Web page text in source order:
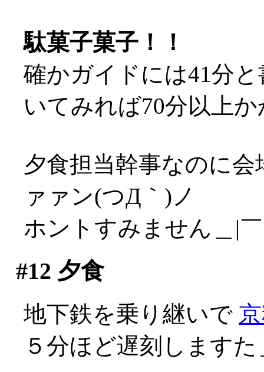
駄菓子菓子！！
確かガイドには41分
いてみれば70分以上
夕食担当幹事なのに
ァァン(つД｀)ノ
ホントすみません＿|
#12 夕食
地下鉄を乗り継いで
５分ほど遅刻します